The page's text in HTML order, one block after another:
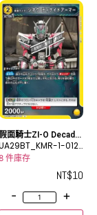
面騎士ZI-O Decade
1-012
件庫存
NT$10
-
+